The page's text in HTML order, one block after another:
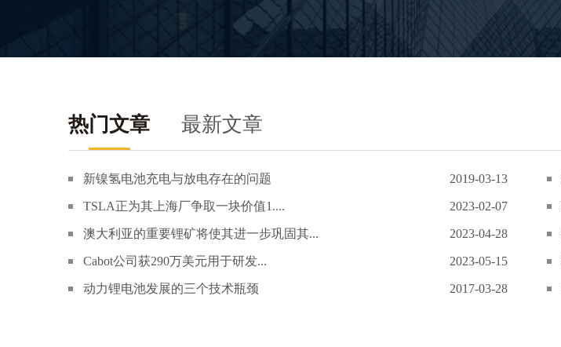
热门文章 最新文章
新镍氢电池充电与放电存在的问题 2019-03-13
TSLA正为其上海厂争取一块价值1.... 2023-02-07
澳大利亚的重要锂矿将使其进一步巩固其... 2023-04-28
Cabot公司获290万美元用于研发... 2023-05-15
动力锂电池发展的三个技术瓶颈 2017-03-28